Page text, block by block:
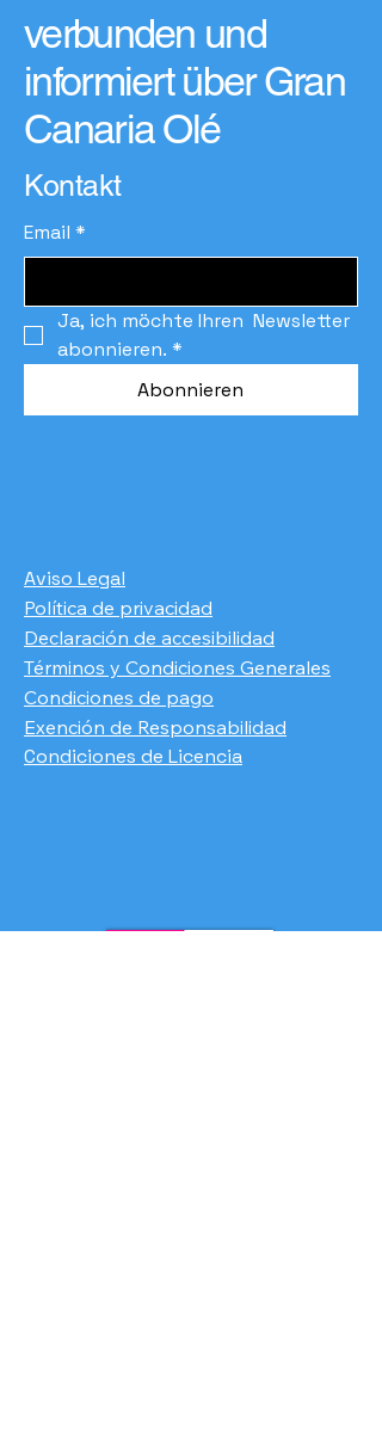
verbunden und
informiert über Gran
Canaria Olé
Kontakt
Email *
Ja, ich möchte Ihren  Newsletter
abonnieren. *
Abonnieren
Aviso Legal
Política de privacidad
Declaración de accesibilidad
Términos y Condiciones Generales
Condiciones de pago
​Exención de Responsabilidad
Condiciones de Licencia